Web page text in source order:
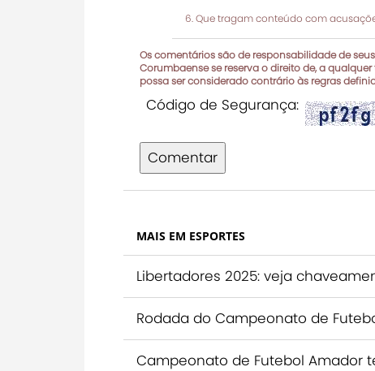
Que tragam conteúdo com
Os comentários são de responsabilidade de
Corumbaense se reserva o direito de, a
possa ser considerado contrário às regras
Código de Segurança:
Comentar
MAIS EM ESPORTES
Libertadores 2025: veja
Rodada do Campeonato de
Campeonato de Futebol Amador